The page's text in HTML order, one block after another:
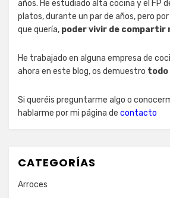
años. He estudiado alta cocina y el FP
platos, durante un par de años, pero
que quería, poder vivir de compartir
He trabajado en alguna empresa de
ahora en este blog, os demuestro todo
Si queréis preguntarme algo o
hablarme por mi página de contacto
CATEGORÍAS
Arroces